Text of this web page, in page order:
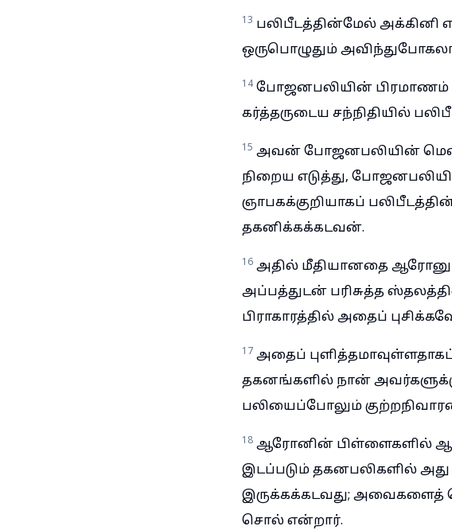
13 பலிபீடத்தின்மேல் அக்கினி
ஒருபொழுதும்
14 போஜனபலியின்
கர்த்தருடைய சந்நிதியில்
15 அவன் போஜனபலியின்
நிறைய எடுத்து,
ஞாபகக்குறியாகப்
தகனிக்கக்கடவன்.
16 அதில் மீதியானதை ஆரோனும்
அப்பத்துடன் பரிசுத்த
பிராகாரத்தில் அதைப்
17 அதைப்
தகனங்களில் நான்
பலியைப்போலும்
18 ஆரோனின் பிள்ளைகளில்
இடப்படும் தகனபலிகளில்
இருக்கக்கடவது; அவைகளைத்
சொல் என்றார்.